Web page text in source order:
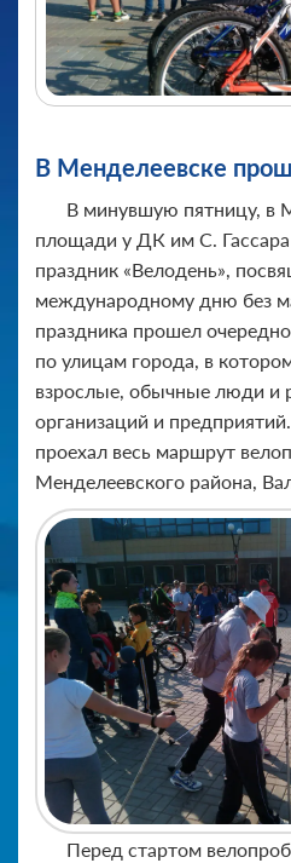
В Менделеевске
В минувшую пятницу, в
площади у ДК им С.
праздник «Велодень»,
международному дню без
праздника прошел
по улицам города, в
взрослые, обычные люди и
организаций и
проехал весь маршрут
Менделеевского района,
Перед стартом